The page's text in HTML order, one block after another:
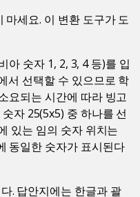
마세요. 이 변환 도구가 도
아 숫자 1, 2, 3, 4 등)를 입
서 선택할 수 있으므로 학
요되는 시간에 따라 빙고
자 25(5x5) 중 하나를 선
있는 임의 숫자 위치는
동일한 숫자가 표시된다
. 답안지에는 한글과 괄